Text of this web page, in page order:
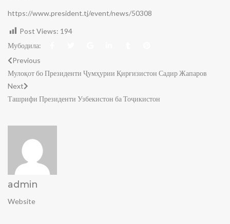
https://www.president.tj/event/news/50308
Post Views: 194
Мубодила:
Previous
Мулоқот бо Президенти Ҷумҳурии Қирғизистон Садир Жапаров
Next
Ташрифи Президенти Узбекистон ба Тоҷикистон
admin
Website